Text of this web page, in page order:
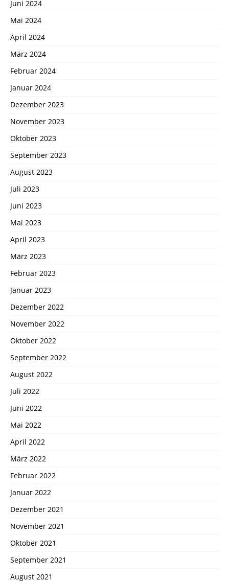
Juni 2024
Mai 2024
April 2024
März 2024
Februar 2024
Januar 2024
Dezember 2023
November 2023
Oktober 2023
September 2023
August 2023
Juli 2023
Juni 2023
Mai 2023
April 2023
März 2023
Februar 2023
Januar 2023
Dezember 2022
November 2022
Oktober 2022
September 2022
August 2022
Juli 2022
Juni 2022
Mai 2022
April 2022
März 2022
Februar 2022
Januar 2022
Dezember 2021
November 2021
Oktober 2021
September 2021
August 2021